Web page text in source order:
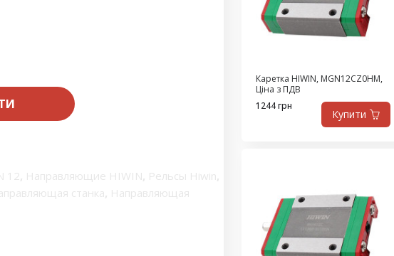
12, Направляющие HIWIN, Рельсы Hiwin,
станка, Направляющая
Каретка HIWIN, MGN12CZ0HM,
Ціна з ПДВ
1244 грн
Купити